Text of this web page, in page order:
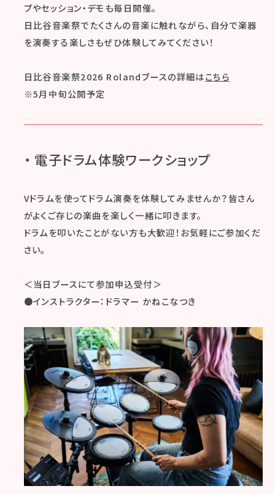
プやセッション・デモも毎日開催。
日比谷音楽祭でたくさんの音楽に触れながら、自分で楽器
を演奏する楽しさもぜひ体験してみてください！
日比谷音楽祭2026 Rolandブースの詳細はこちら
※5月中旬公開予定
・ 電子ドラム体験ワークショップ
Vドラムを使ってドラム演奏を体験してみませんか？皆さん
がよくご存じの楽曲を楽しく一緒に叩きます。
ドラムを叩いたことがない方も大歓迎！お気軽にご参加くだ
さい。
＜当日ブースにて参加申込受付＞
●インストラクター：ドラマー かねこなつき